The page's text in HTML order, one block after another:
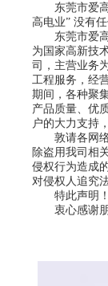
东莞市爱
高电业” 没有任
东莞市爱
为国家高新技
司，主营业务
工程服务，经
期间，各种聚
产品质量、优
户的大力支持
敦请各网
除盗用我司相
侵权行为造成
对侵权人追究
特此声明！
衷心感谢